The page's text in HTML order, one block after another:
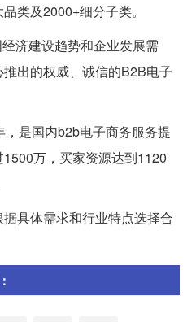
类及2000+细分子类。
济建设趋势和企业发展需
出的权威、诚信的B2B电子
是国内b2b电子商务服务提
万，买家资源达到1120
具体需求和行业特点选择合